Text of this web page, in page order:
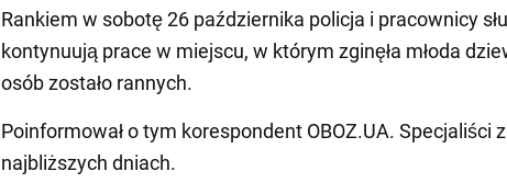
Rankiem w sobotę 26 października policja i pracownicy
kontynuują prace w miejscu, w którym zginęła młoda
osób zostało rannych.
Poinformował o tym korespondent OBOZ.UA. Specjaliści
najbliższych dniach.